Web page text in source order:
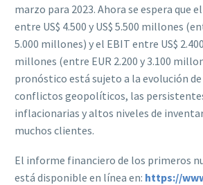
marzo para 2023. Ahora se espera que
entre US$ 4.500 y US$ 5.500 millones
5.000 millones) y el EBIT entre US$ 2.400
millones (entre EUR 2.200 y 3.100
pronóstico está sujeto a la evolución
conflictos geopolíticos, las
inflacionarias y altos niveles de
muchos clientes.
El informe financiero de los primeros
está disponible en línea en: https://